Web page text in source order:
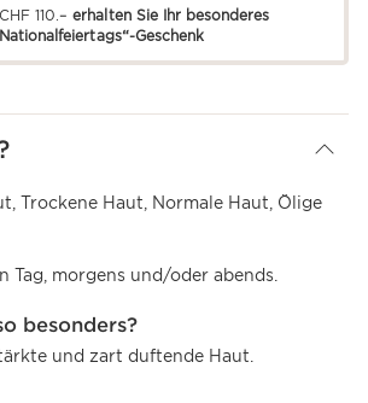
110.–erhalten Sie Ihr besonderes
„Nationalfeiertags“-Geschenk
Trockene Haut, Normale Haut, Ölige
Tag, morgens und/oder abends.
besonders?
und zart duftende Haut.